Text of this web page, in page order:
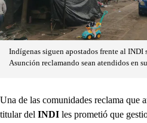
Indígenas siguen apostados frente al INDI
Asunción reclamando sean atendidos en
Una de las comunidades reclama que
titular del INDI les prometió que